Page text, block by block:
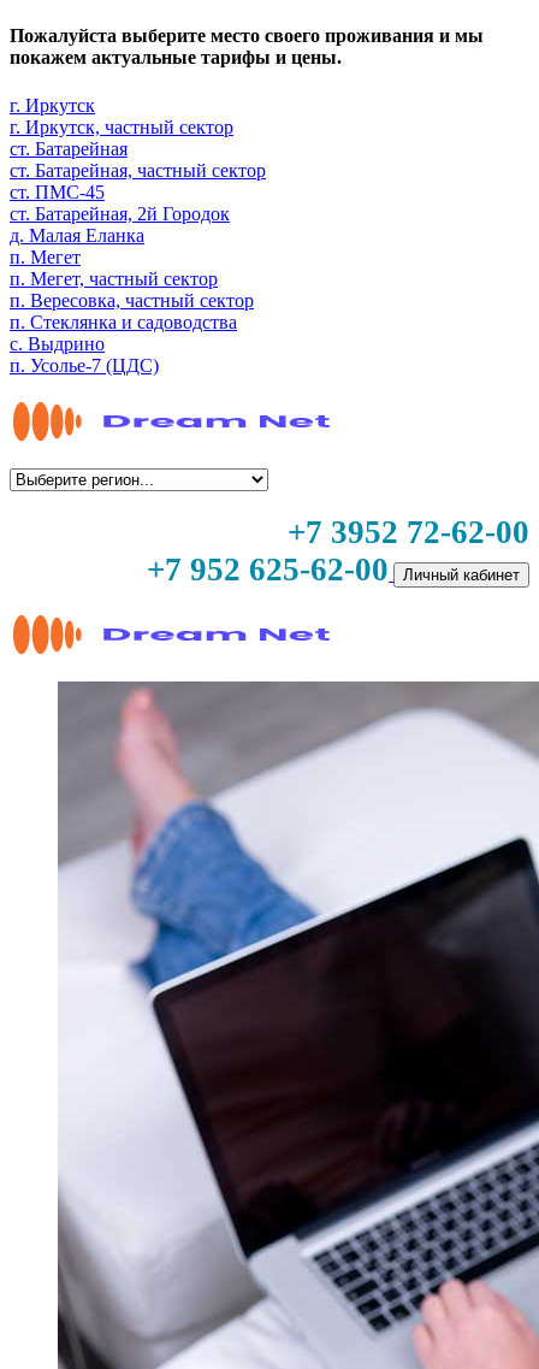
Пожалуйста выберите место своего проживания и мы
покажем актуальные тарифы и цены.
г. Иркутск
г. Иркутск, частный сектор
ст. Батарейная
ст. Батарейная, частный сектор
ст. ПМС-45
ст. Батарейная, 2й Городок
д. Малая Еланка
п. Мегет
п. Мегет, частный сектор
п. Вересовка, частный сектор
п. Стеклянка и садоводства
с. Выдрино
п. Усолье-7 (ЦДС)
+7 3952 72-62-00
+7 952 625-62-00
Личный кабинет